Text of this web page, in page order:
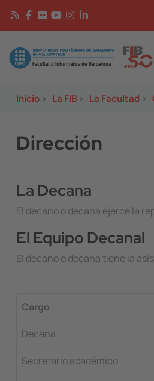
Pasar al contenido principal
Image
Inicio > La FIB > La Facultad >
Dirección
La Decana
El decano o decana ejerce la
El Equipo Decanal
El decano o decana tiene la
Cargo
Decana
Secretario académico